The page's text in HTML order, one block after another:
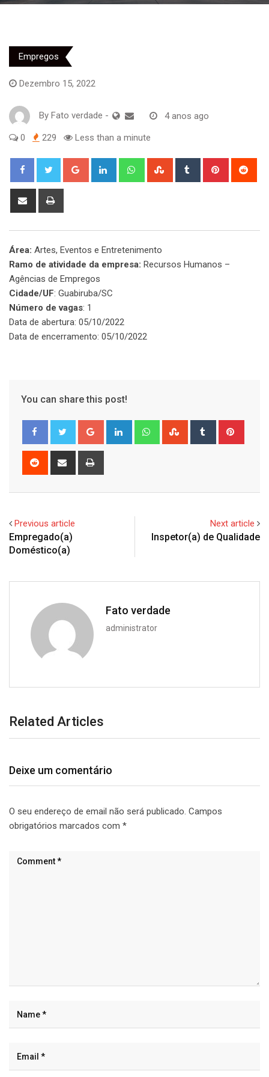
Empregos
Dezembro 15, 2022
By Fato verdade - 4 anos ago
0 229 Less than a minute
Google+ LinkedIn WhatsappStumbleUpon
Tumblr Pinterest
Share
Área: Artes, Eventos e Entretenimento
Ramo de atividade da empresa: Recursos Humanos –
Agências de Empregos
Cidade/UF: Guabiruba/SC
Número de vagas: 1
Data de abertura: 05/10/2022
Data de encerramento: 05/10/2022
You can share this post!
Google+ LinkedIn WhatsappStumbleUpon
Tumblr
Reddit
Share
Previous article
Empregado(a)
Doméstico(a)
Next article
Inspetor(a) de Qualidade
Fato verdade
administrator
Related Articles
Deixe um comentário
O seu endereço de email não será publicado. Campos
obrigatórios marcados com *